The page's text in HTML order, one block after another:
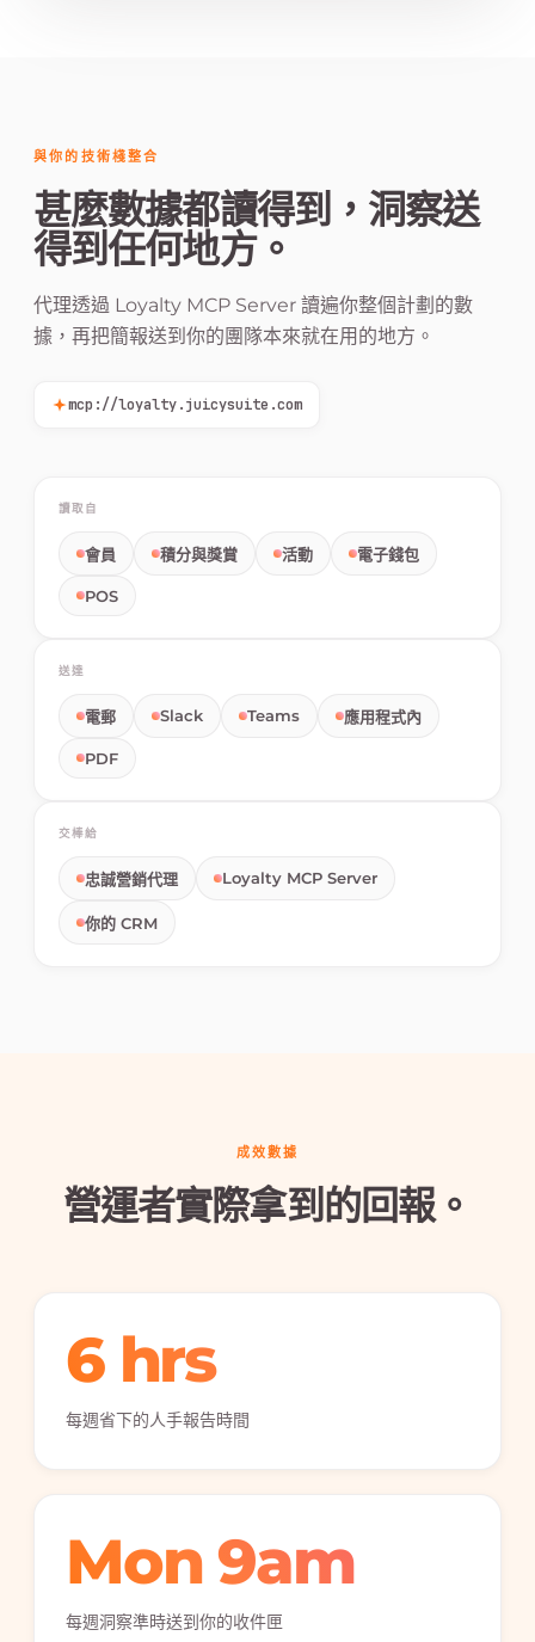
與你的技術棧整合
甚麼數據都讀得到，洞察送
得到任何地方。
代理透過 Loyalty MCP Server 讀遍你整個計劃的數
據，再把簡報送到你的團隊本來就在用的地方。
mcp://loyalty.juicysuite.com
讀取自
會員 積分與獎賞 活動 電子錢包
POS
送達
電郵 Slack Teams 應用程式內
PDF
交棒給
忠誠營銷代理 Loyalty MCP Server
你的 CRM
成效數據
營運者實際拿到的回報。
6 hrs
每週省下的人手報告時間
Mon 9am
每週洞察準時送到你的收件匣